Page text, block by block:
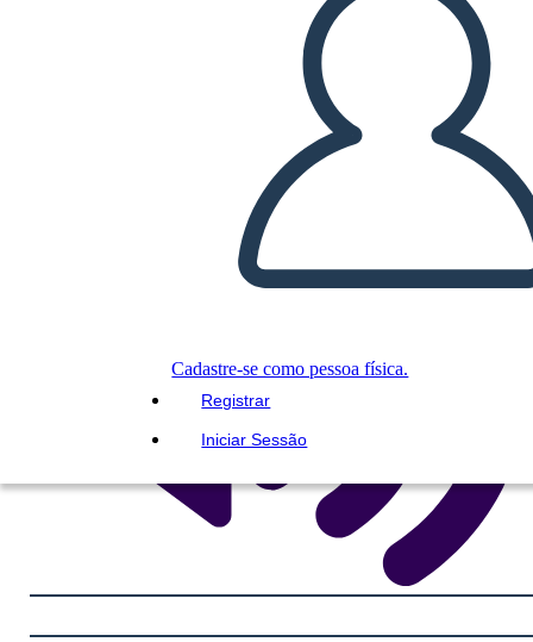
Cadastre-se como pessoa física.
Registrar
Iniciar Sessão
REPRODUZIR APRESENTAÇÃO DE SLIDES
LEIA PRA MIM